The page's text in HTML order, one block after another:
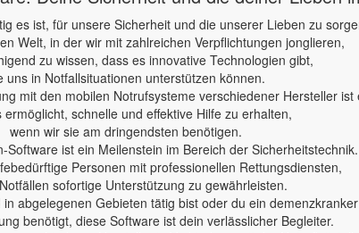
es ist, für unsere Sicherheit und die unserer Lieben zu
Welt, in der wir mit zahlreichen Verpflichtungen jonglieren,
zu wissen, dass es innovative Technologien gibt,
uns in Notfallsituationen unterstützen können.
mit den mobilen Notrufsysteme verschiedener Hersteller ist
ermöglicht, schnelle und effektive Hilfe zu erhalten,
wenn wir sie am dringendsten benötigen.
Software ist ein Meilenstein im Bereich der Sicherheitstechnik.
Personen mit professionellen Rettungsdiensten,
sofortige Unterstützung zu gewährleisten.
abgelegenen Gebieten tätig bist oder du ein
benötigt, diese Software ist dein verlässlicher Begleiter.